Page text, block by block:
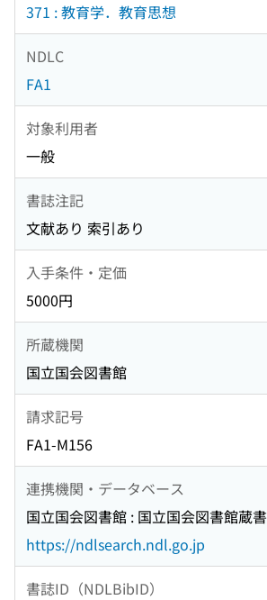
371 : 教育学．教育思想
NDLC
FA1
対象利用者
一般
書誌注記
文献あり 索引あり
入手条件・定価
5000円
所蔵機関
国立国会図書館
請求記号
FA1-M156
連携機関・データベース
国立国会図書館 : 国立国会図書館蔵書
https://ndlsearch.ndl.go.jp
書誌ID（NDLBibID）